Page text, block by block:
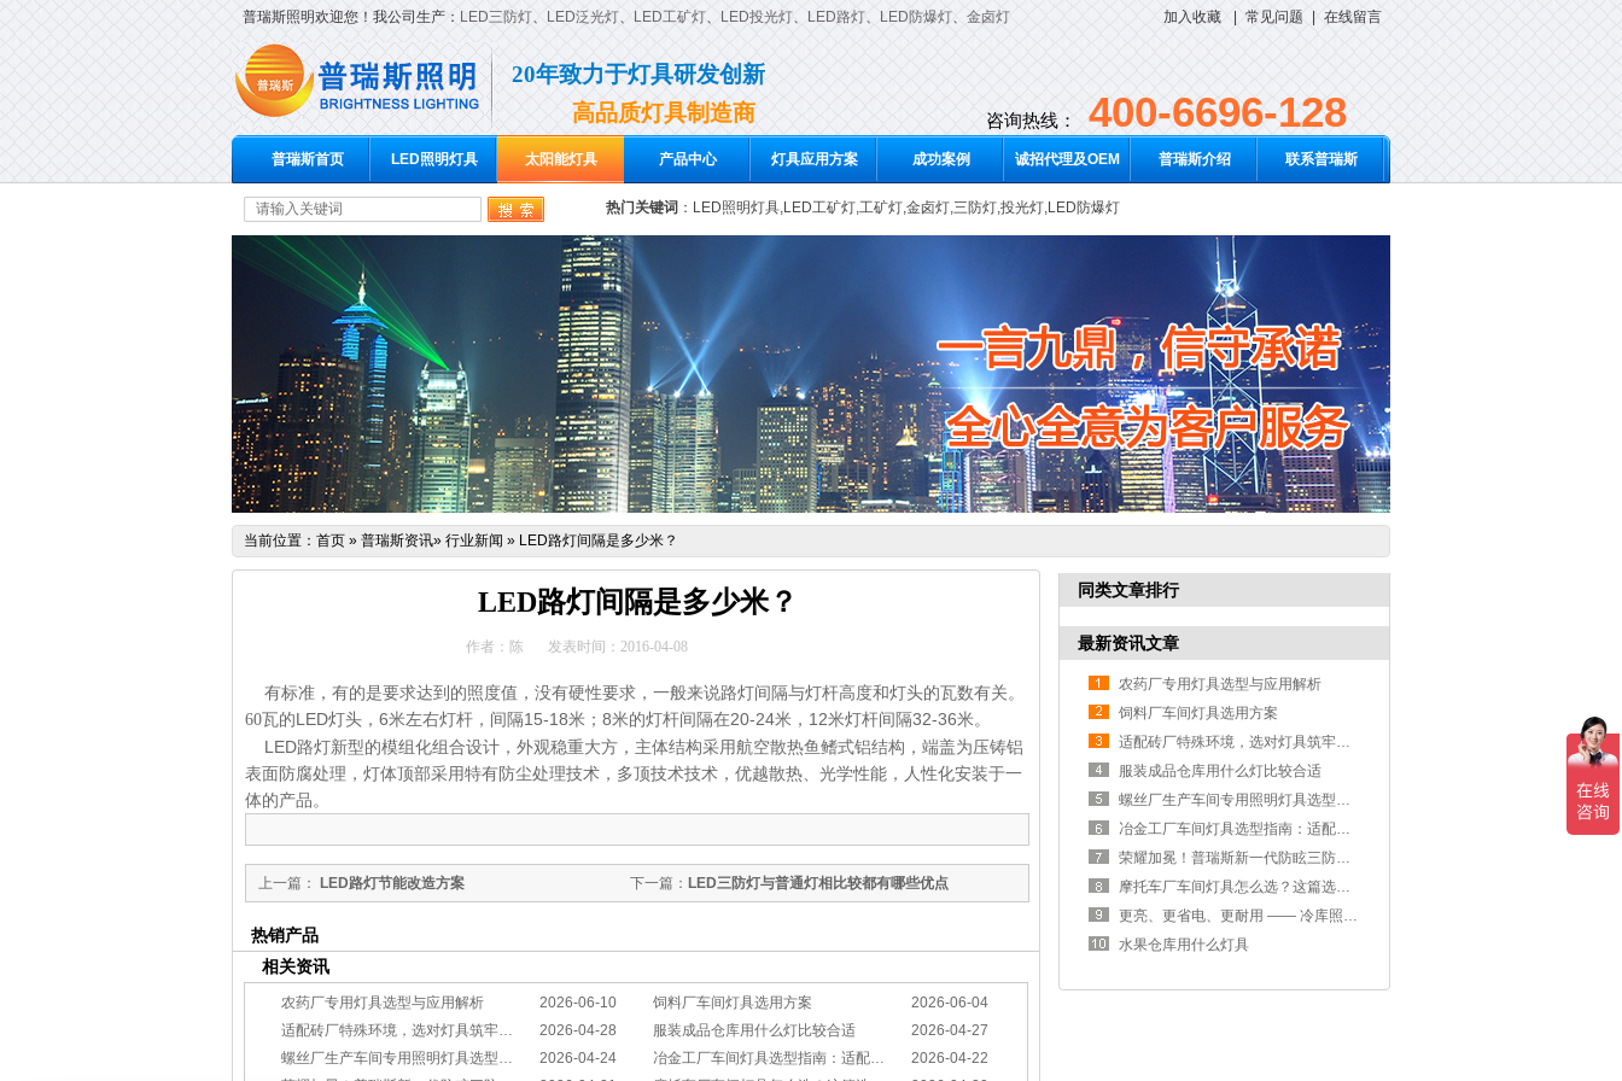
加入收藏 常见问题 在线留言
普瑞斯照明欢迎您！我公司生产： LED三防灯、 LED泛光灯、 LED工矿灯、 LED投光灯、 LED路灯、 LED防爆灯、 金卤灯
20年致力于灯具研发创新
高品质灯具制造商
咨询热线： 400-6696-128
普瑞斯首页 LED照明灯具 太阳能灯具 产品中心 灯具应用方案 成功案例 诚招代理及OEM 普瑞斯介绍 联系普瑞斯
热门关键词 ： LED照明灯具,LED工矿灯,工矿灯,金卤灯,三防灯,投光灯,LED防爆灯
当前位置： 首页 » 普瑞斯资讯» 行业新闻 » LED路灯间隔是多少米？
LED路灯间隔是多少米？
作者：陈 发表时间：2016-04-08
有标准，有的是要求达到的照度值，没有硬性要求，一般来说路灯间隔与灯杆高度和灯头的瓦数有关。
60瓦的LED灯头，6米左右灯杆，间隔15-18米；8米的灯杆间隔在20-24米，12米灯杆间隔32-36米。
LED路灯新型的模组化组合设计，外观稳重大方，主体结构采用航空散热鱼鳍式铝结构，端盖为压铸铝
表面防腐处理，灯体顶部采用特有防尘处理技术，多顶技术技术，优越散热、光学性能，人性化安装于一
体的产品。
下一篇： LED三防灯与普通灯相比较都有哪些优点
上一篇： LED路灯节能改造方案
热销产品
相关资讯
2026-06-10
农药厂专用灯具选型与应用解析 2026-06-04
饲料厂车间灯具选用方案
2026-04-28
适配砖厂特殊环境，选对灯具筑牢生产安全线 2026-04-27
服装成品仓库用什么灯比较合适
2026-04-24
螺丝厂生产车间专用照明灯具选型方案 2026-04-22
冶金工厂车间灯具选型指南：适配恶劣工况，筑牢安全照明防线
同类文章排行
最新资讯文章
农药厂专用灯具选型与应用解析
饲料厂车间灯具选用方案
适配砖厂特殊环境，选对灯具筑牢生产安全线
服装成品仓库用什么灯比较合适
螺丝厂生产车间专用照明灯具选型方案
冶金工厂车间灯具选型指南：适配恶劣工况，筑牢安全照明防线
荣耀加冕！普瑞斯新一代防眩三防灯BC-L斩获2026阿拉丁神灯奖
摩托车厂车间灯具怎么选？这篇选型指南，帮你避坑又节能
更亮、更省电、更耐用 —— 冷库照明优选
水果仓库用什么灯具